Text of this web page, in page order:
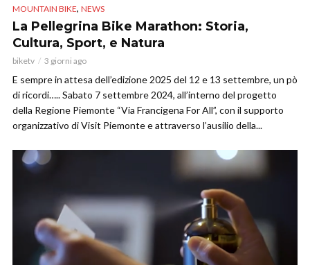
MOUNTAIN BIKE, NEWS
La Pellegrina Bike Marathon: Storia,
Cultura, Sport, e Natura
biketv 3 giorni ago
E sempre in attesa dell’edizione 2025 del 12 e 13 settembre, un pò
di ricordi….. Sabato 7 settembre 2024, all’interno del progetto
della Regione Piemonte “Via Francigena For All”, con il supporto
organizzativo di Visit Piemonte e attraverso l’ausilio della...